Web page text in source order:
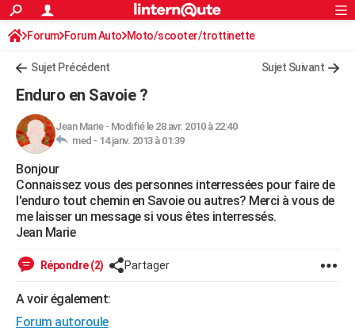
ACTUALITÉS
Politique
Société
Faits Divers
Education
Monde
Villes
+
FINANCE
Retraite
Impôts
Epargne
Immobilier
Risques naturels par ville
Banque
Assurance
Crédit
AUTO
Essais
Réserver un essai
Citadines
Berlines
SUV
Forum auto
+HIGH-TECH
Mobiles
Meilleur smartphone
Internet
Ordinateurs
Jeux vidéo
Guide high-tech
+BRICOLAGE
Forum
Aménagement intérieur
Extérieur
Cuisine
Salle de bains
Jardinage
Rangement
Guides de France
Escapades
Patrimoine
Expositions
Musées
Week-end nature
Art de vivre
Bien-être
Loisirs
Mode
Modes de vie
S'inscrire
Connexion
Forum Forum Auto Moto/scooter/trottinette
Sujet Précédent Sujet Suivant
Enduro en Savoie ?
Jean Marie- Modifié le 28 avr. 2010 à 22:40
med - 14 janv. 2013 à 01:39
Bonjour
Connaissez vous des personnes interressées pour faire de
l'enduro tout chemin en Savoie ou autres? Merci à vous de
me laisser un message si vous êtes interressés.
Jean Marie
Répondre (2) Partager
A voir également:
Forum autoroule